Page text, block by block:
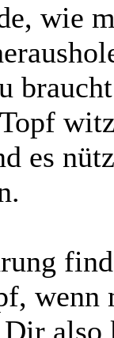
wie
es
wenn
also